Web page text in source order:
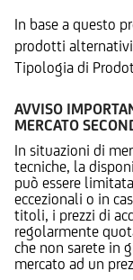
In base a questo
prodotti
Tipologia di
AVVISO
MERCATO
In situazioni di
tecniche, la
può essere
eccezionali o in
titoli, i prezzi di
regolarmente
che non sarete in
mercato ad un